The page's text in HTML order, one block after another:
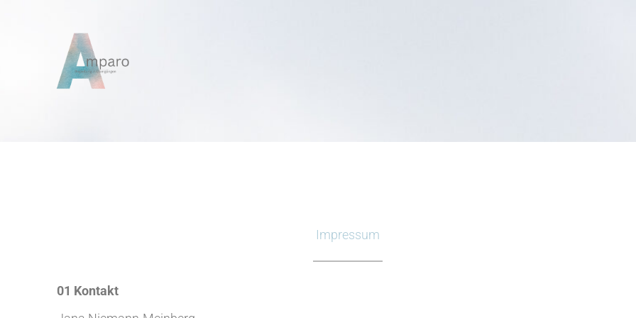
Impressum
01 Kontakt